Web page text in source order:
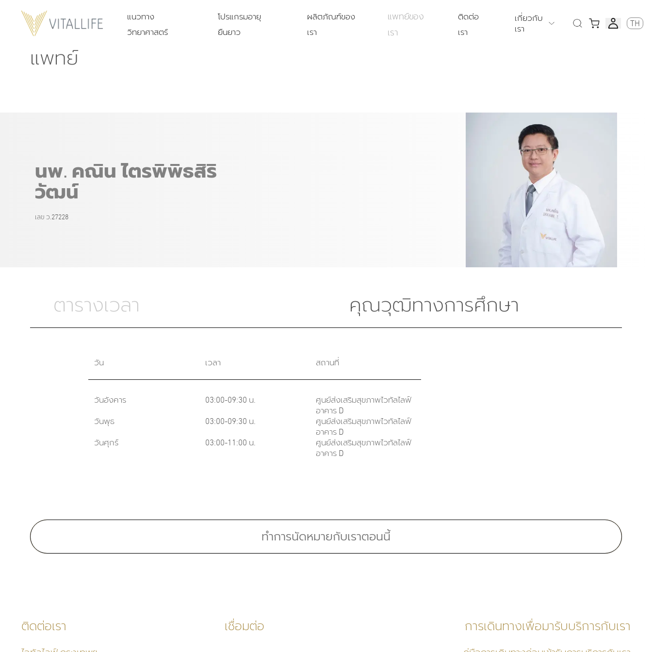
แนวทาง
วิทยาศาสตร์
โปรแกรมอายุ
ยืนยาว
ผลิตภัณฑ์ของ
เรา
แพทย์ของ
เรา
ติดต่อ
เรา
เกี่ยวกับ
เรา
TH
แพทย์
นพ. คณิน ไตรพิพิธสิริ
วัฒน์
เลข ว.27228
ตารางเวลา คุณวุฒิทางการศึกษา
วัน เวลา สถานที่
วันอังคาร 03:00-09:30 น.
ศูนย์ส่งเสริมสุขภาพไวทัลไลฟ์
อาคาร D
วันพุธ
03:00-09:30 น.
ศูนย์ส่งเสริมสุขภาพไวทัลไลฟ์
อาคาร D
วันศุกร์
03:00-11:00 น.
ศูนย์ส่งเสริมสุขภาพไวทัลไลฟ์
อาคาร D
แพทย์เฉพาะทาง (Refreshing Course)
Check up, Preventive Medicine, Diet
ทำการนัดหมายกับเราตอนนี้
ติดต่อเรา เชื่อมต่อ การเดินทางเพื่อมารับบริการกับเรา